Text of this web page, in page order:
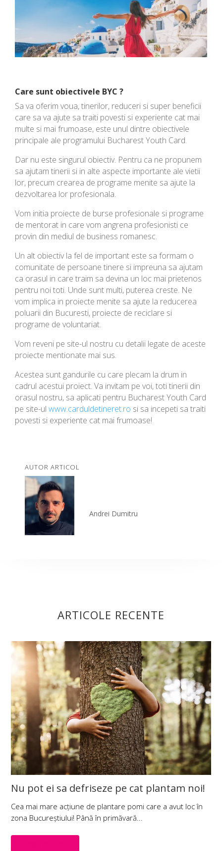
Care sunt obiectivele BYC ?
Sa va oferim voua, tinerilor, reduceri si super beneficii
care sa va ajute sa traiti povesti si experiente cat mai
multe si mai frumoase, este unul dintre obiectivele
principale ale programului Bucharest Youth Card.
Dar nu este singurul obiectiv. Pentru ca ne propunem
sa ajutam tinerii si in alte aspecte importante ale vietii
lor, precum crearea de programe menite sa ajute la
dezvoltarea lor profesionala.
Vom initia proiecte de burse profesionale si programe
de mentorat in care vom angrena profesionisti ce
provin din mediul de business romanesc.
Un alt obiectiv la fel de important este sa formam o
comunitate de persoane tinere si impreuna sa ajutam
ca orasul in care traim sa devina un loc mai prietenos
pentru noi toti. Unde sunt multi, puterea creste. Ne
vom implica in proiecte menite sa ajute la reducerea
poluarii din Bucuresti, proiecte de reciclare si
programe de voluntariat.
Vom reveni pe site-ul nostru cu detalii legate de aceste
proiecte mentionate mai sus.
Acestea sunt gandurile cu care plecam la drum in
cadrul acestui proiect. Va invitam pe voi, toti tinerii din
orasul nostru, sa aplicati pentru Bucharest Youth Card
pe site-ul www.carduldetineret.ro si sa incepeti sa traiti
povesti si experiente cat mai frumoase!
AUTOR ARTICOL
Andrei Dumitru
ARTICOLE RECENTE
Nu pot ei sa defriseze pe cat plantam noi!
Cea mai mare acțiune de plantare pomi care a avut loc în
zona Bucureștiului! Până în primăvară...